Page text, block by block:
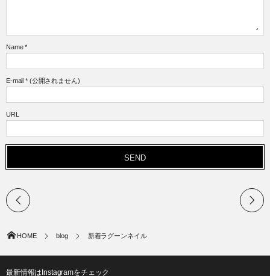
Name *
E-mail *(公開されません)
URL
HOME blog 新着ラグーンネイル
最新情報はInstagramをチェック